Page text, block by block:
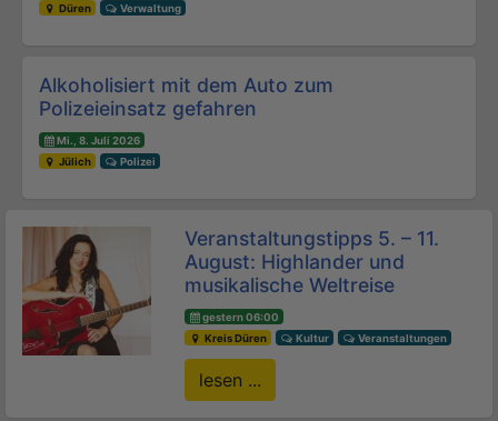
Düren
Verwaltung
Alkoholisiert mit dem Auto zum
Polizeieinsatz gefahren
Mi., 8. Juli 2026
Jülich
Polizei
Veranstaltungstipps 5. – 11.
August: Highlander und
musikalische Weltreise
gestern 06:00
Kreis Düren
Kultur Veranstaltungen
lesen ...